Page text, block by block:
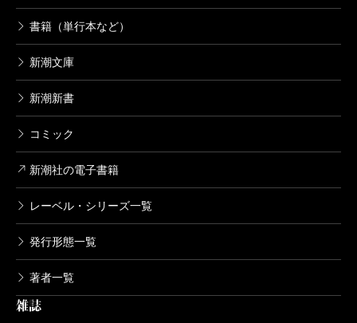
書籍（単行本など）
新潮文庫
新潮新書
コミック
新潮社の電子書籍
レーベル・シリーズ一覧
発行形態一覧
著者一覧
雑誌